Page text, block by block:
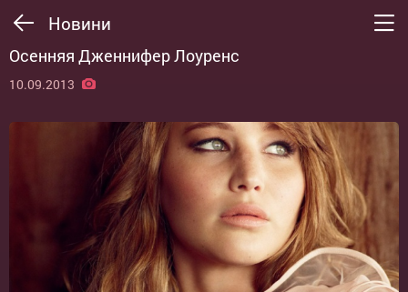
Новини
Осенняя Дженнифер Лоуренс
10.09.2013